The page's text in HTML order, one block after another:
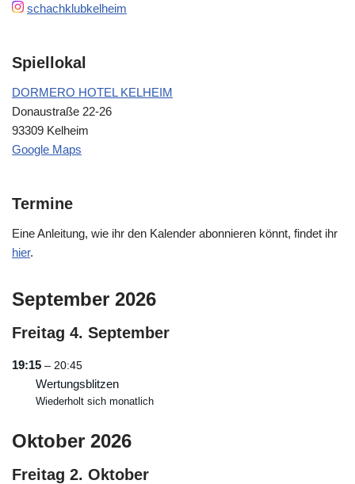
schachklubkelheim
Spiellokal
DORMERO HOTEL KELHEIM
Donaustraße 22-26
93309 Kelheim
Google Maps
Termine
Eine Anleitung, wie ihr den Kalender abonnieren könnt, findet ihr
hier.
September 2026
Freitag 4. September
19:15 – 20:45
Wertungsblitzen
Wiederholt sich monatlich
Oktober 2026
Freitag 2. Oktober